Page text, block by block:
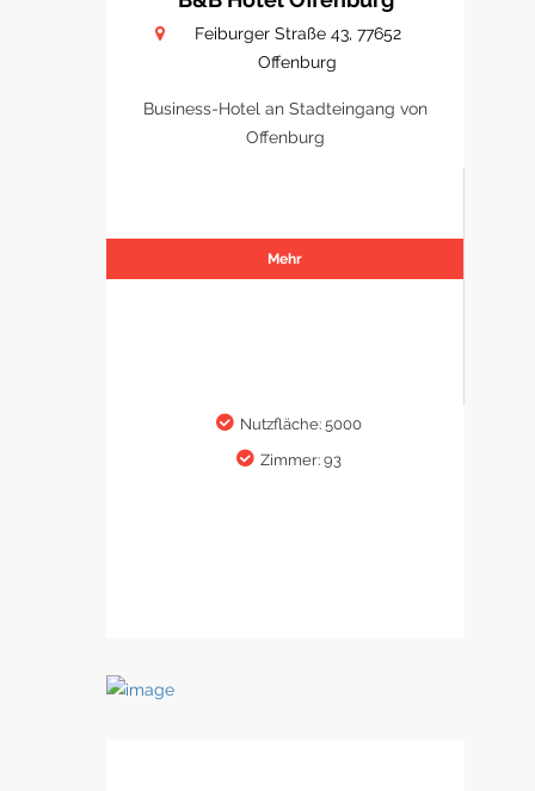
Feiburger Straße 43, 77652
Offenburg
Business-Hotel an Stadteingang von
Offenburg
Mehr
Nutzfläche: 5000
Zimmer: 93